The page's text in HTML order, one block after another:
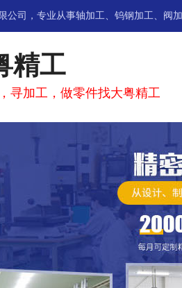
公司，专业从事轴加工、钨钢加工、 阀
精工
寻加工，做零件找大粤精工